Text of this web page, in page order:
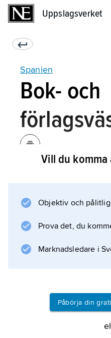
Uppslagsverket
Spanien
Bok- och
scrites les quals
verge María” (’Verk
jungfru Maria’), utfört
bland annat
Vill du
Objektiv och
Prova det, du
Marknadsledare i
Påbörja din